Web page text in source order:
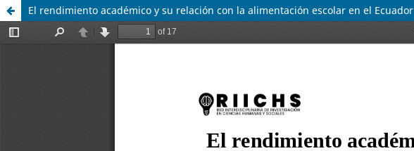
El rendimiento académico y su relación con la alimentación escolar en el Ecuador